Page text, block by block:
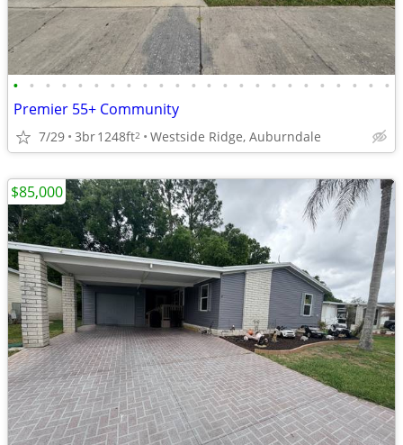
• • • • • • • • • • • • • • • • • • • • • • • •
Premier 55+ Community
7/29 3br1248ft2 Westside Ridge, Auburndale
$85,000